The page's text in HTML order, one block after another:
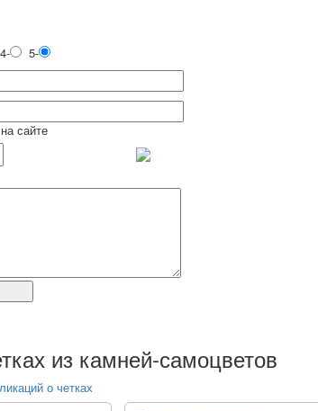
5-
сайте
из камней-самоцветов
о четках